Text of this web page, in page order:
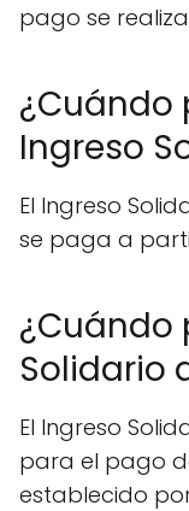
pago se
¿Cuándo
Ingreso
El Ingreso
se paga a
¿Cuándo
Solidario
El Ingreso
para el pago
establecido